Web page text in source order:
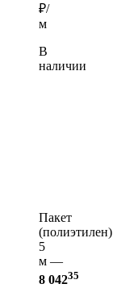
₽/
м
В
наличии
Пакет
(полиэтилен)
5
м —
8 04235